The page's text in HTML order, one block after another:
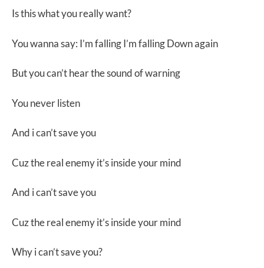
Is this what you really want?
You wanna say: I’m falling I’m falling Down again
But you can’t hear the sound of warning
You never listen
And i can’t save you
Cuz the real enemy it’s inside your mind
And i can’t save you
Cuz the real enemy it’s inside your mind
Why i can’t save you?